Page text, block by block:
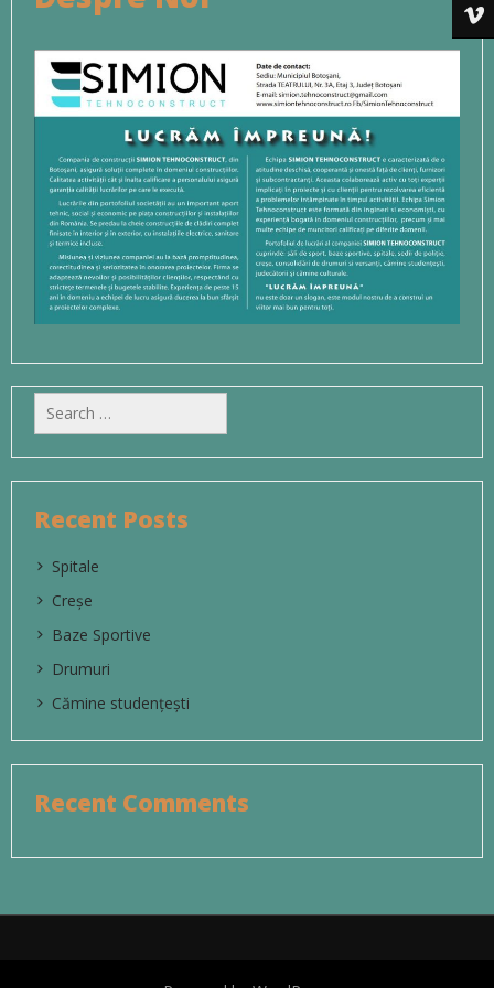
Search
for:
Recent Posts
Spitale
Creșe
Baze Sportive
Drumuri
Cămine studențești
Recent Comments